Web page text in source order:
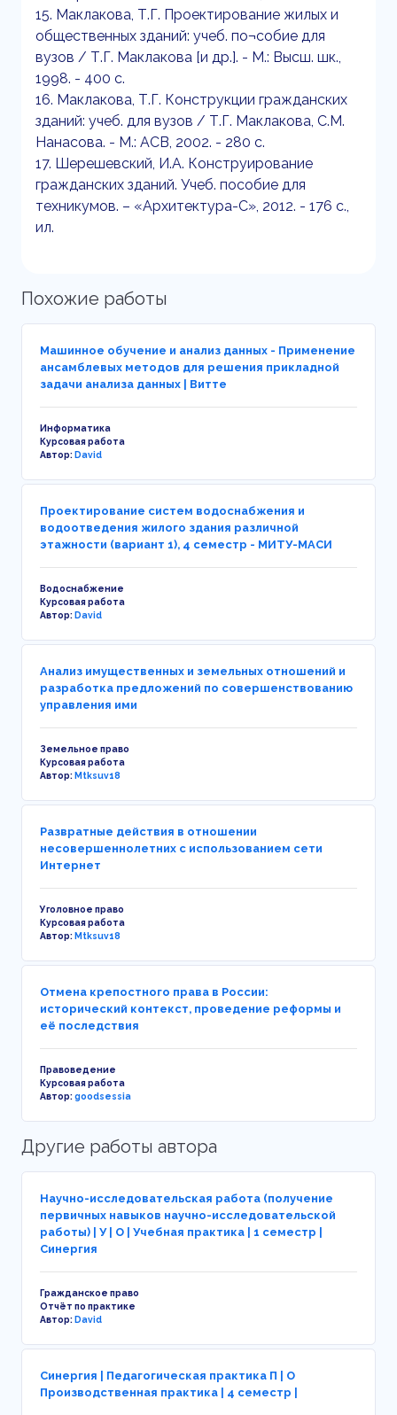
15. Маклакова, Т.Г. Проектирование жилых и
общественных зданий: учеб. по¬собие для
вузов / Т.Г. Маклакова [и др.]. - М.: Высш. шк.,
1998. - 400 с.
16. Маклакова, Т.Г. Конструкции гражданских
зданий: учеб. для вузов / Т.Г. Маклакова, С.М.
Нанасова. - М.: АСВ, 2002. - 280 с.
17. Шерешевский, И.А. Конструирование
гражданских зданий. Учеб. пособие для
техникумов. – «Архитектура-С», 2012. - 176 с.,
ил.
Похожие работы
Машинное обучение и анализ данных - Применение
ансамблевых методов для решения прикладной
задачи анализа данных | Витте
Информатика
Курсовая работа
Автор:David
Проектирование систем водоснабжения и
водоотведения жилого здания различной
этажности (вариант 1), 4 семестр - МИТУ-МАСИ
Водоснабжение
Курсовая работа
Автор:David
Анализ имущественных и земельных отношений и
разработка предложений по совершенствованию
управления ими
Земельное право
Курсовая работа
Автор:Mtksuv18
Развратные действия в отношении
несовершеннолетних с использованием сети
Интернет
Уголовное право
Курсовая работа
Автор:Mtksuv18
Отмена крепостного права в России:
исторический контекст, проведение реформы и
её последствия
Правоведение
Курсовая работа
Автор:goodsessia
Другие работы автора
Научно-исследовательская работа (получение
первичных навыков научно-исследовательской
работы) | У | О | Учебная практика | 1 семестр |
Синергия
Гражданское право
Отчёт по практике
Автор:David
Синергия | Педагогическая практика П | О
Производственная практика | 4 семестр |